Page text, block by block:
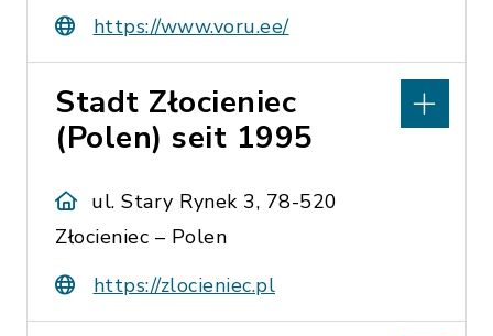
https://www.voru.ee/
Stadt Złocieniec
(Polen) seit 1995
ul. Stary Rynek 3, 78-520
Złocieniec – Polen
https://zlocieniec.pl